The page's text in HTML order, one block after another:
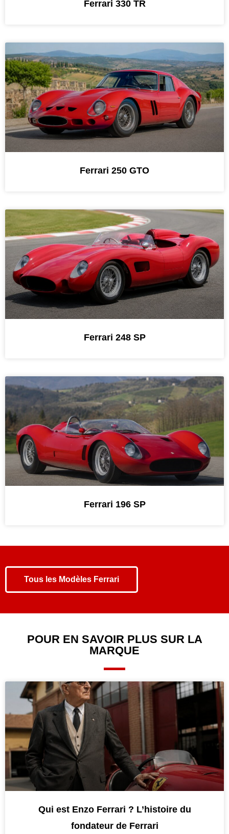
Ferrari 330 TR
Ferrari 250 GTO
Ferrari 248 SP
Ferrari 196 SP
Tous les Modèles Ferrari
POUR EN SAVOIR PLUS SUR LA
MARQUE
Qui est Enzo Ferrari ? L’histoire du
fondateur de Ferrari